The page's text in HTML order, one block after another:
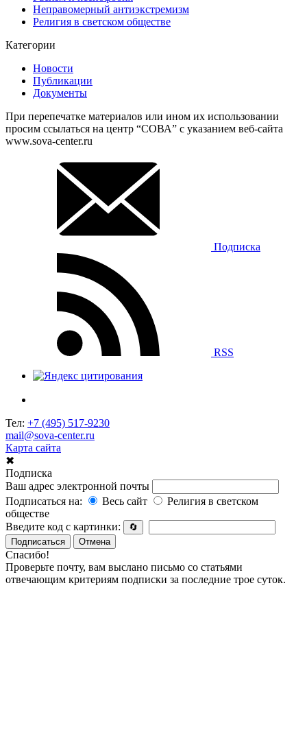
Неправомерный антиэкстремизм
Религия в светском обществе
Категории
Новости
Публикации
Документы
При перепечатке материалов или ином их использовании
просим ссылаться на центр “СОВА” с указанием веб-сайта
www.sova-center.ru
Подписка
RSS
Тел: +7 (495) 517-9230
mail@sova-center.ru
Карта сайта
✖
Подписка
Ваш адрес электронной почты
Подписаться на:
Весь сайт
Религия в светском
обществе
Введите код с картинки:
🔄
Подписаться
Отмена
Спасибо!
Проверьте почту, вам выслано письмо со статьями
отвечающим критериям подписки за последние трое суток.